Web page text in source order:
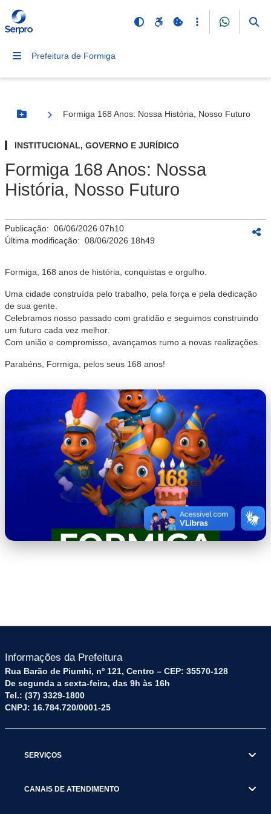
Prefeitura de Formiga
Botão Menu
Formiga 168 Anos: Nossa História, Nosso Futuro
INSTITUCIONAL, GOVERNO E JURÍDICO
Formiga 168 Anos: Nossa
História, Nosso Futuro
Publicação: 06/06/2026 07h10
Última modificação: 08/06/2026 18h49
Formiga, 168 anos de história, conquistas e orgulho.
Uma cidade construída pelo trabalho, pela força e pela dedicação
de sua gente.
Celebramos nosso passado com gratidão e seguimos construindo
um futuro cada vez melhor.
Com união e compromisso, avançamos rumo a novas realizações.
Parabéns, Formiga, pelos seus 168 anos!
Informações da Prefeitura
Rua Barão de Piumhi, nº 121, Centro – CEP: 35570-128
De segunda a sexta-feira, das 9h às 16h
Tel.: (37) 3329-1800
CNPJ: 16.784.720/0001-25
SERVIÇOS
CANAIS DE ATENDIMENTO